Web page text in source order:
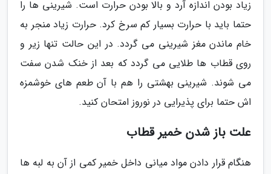
زیاد بودن اندازه آرد و بالا بودن حرارت است. شیرینی ها را
حتما باید با حرارت بسیار کم سرخ کرد. حرارت زیاد منجر به
خام ماندن مغز شیرینی می گردد. در این حالت تنها زیر و
روی قطاب ها طلایی می گردد که بعد از خنک شدن سفت
می شوند. شیرینی بهشتی را هم با آن طعم های خوشمزه
اش حتما برای پذیرایی در نوروز امتحان کنید.
علت باز شدن خمیر قطاب
هنگام قرار دادن مواد میانی داخل خمیر کمی از آن به لبه ها